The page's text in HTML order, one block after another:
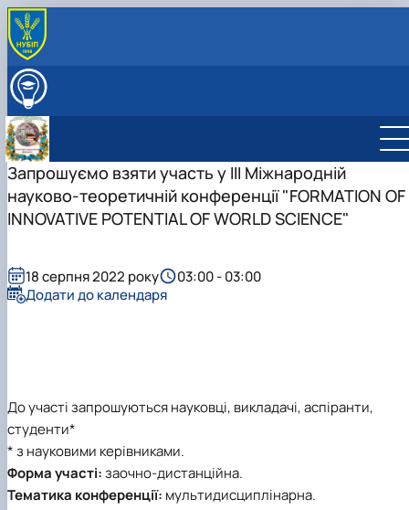
ПРО КАФЕДРУ
ОСВІТНІЙ ПРОЦЕС
ДІЯЛЬНІСТЬ КАФЕДРИ
Науково-дослідна робота
Навчально-методична робота
Міжнародна діяльність
Профорієнтаційна робота
СКЛАД КАФЕДРИ
СТУДЕНТСЬКІ НАУКОВІ ГУРТКИ
Студентський науковий гурток “BUSINESS
COMMUNICATION JOURNALISM” (Журналістика …
усного та письмового перекладу”
Запрошуємо взяти участь у III Міжнародній
науково-теоретичній конференції "FORMATION OF
INNOVATIVE POTENTIAL OF WORLD SCIENCE"
До участі запрошуються науковці, викладачі, аспіранти,
студенти*
* з науковими керівниками.
Форма участі:заочно-дистанційна.
Тематика конференції: мультидисциплінарна.
18 серпня 2022 року
03:00 - 03:00
Додати до календаря